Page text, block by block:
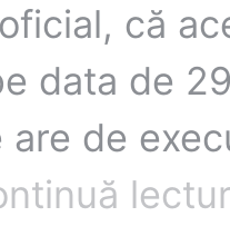
că
data de
are de